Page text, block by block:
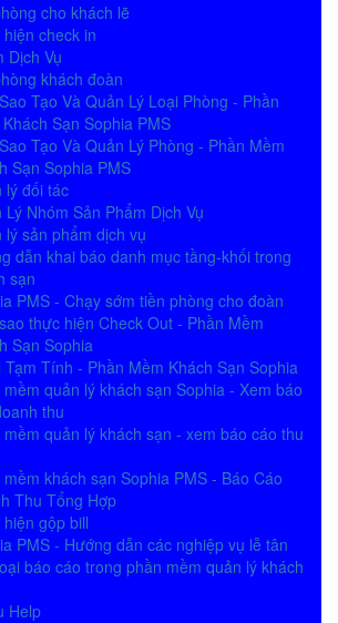
cho khách lẽ
check in
Dịch Vụ
khách đoàn
Tạo Và Quản Lý Loại Phòng - Phần
Sạn Sophia PMS
Tạo Và Quản Lý Phòng - Phần Mềm
Sạn Sophia PMS
lý đối tác
Lý Nhóm Sản Phẩm Dịch Vụ
lý sản phẩm dịch vụ
dẫn khai báo danh mục tầng-khối trong
sạn
PMS - Chạy sớm tiền phòng cho đoàn
thực hiện Check Out - Phần Mềm
Sạn Sophia
Tạm Tính - Phần Mềm Khách Sạn Sophia
mềm quản lý khách sạn Sophia - Xem báo
thu
mềm quản lý khách sạn - xem báo cáo thu
mềm khách sạn Sophia PMS - Báo Cáo
Thu Tổng Hợp
gộp bill
PMS - Hướng dẫn các nghiệp vụ lễ tân
báo cáo trong phần mềm quản lý khách
Help